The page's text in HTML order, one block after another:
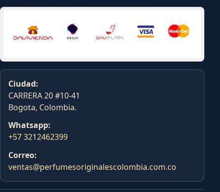
Ciudad:
CARRERA 20 #10-41
Bogota, Colombia.
Whatsapp:
+57 3212462399
Correo:
ventas@perfumesoriginalescolombia.com.co